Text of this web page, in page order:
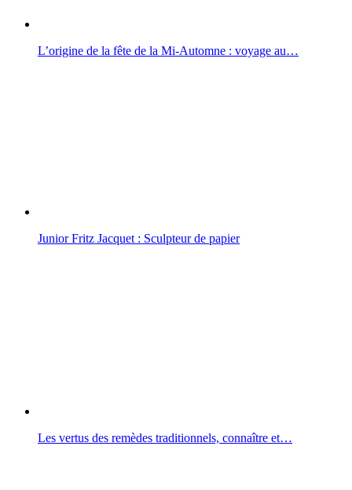
L’origine de la fête de la Mi-Automne : voyage au…
Junior Fritz Jacquet : Sculpteur de papier
Les vertus des remèdes traditionnels, connaître et…